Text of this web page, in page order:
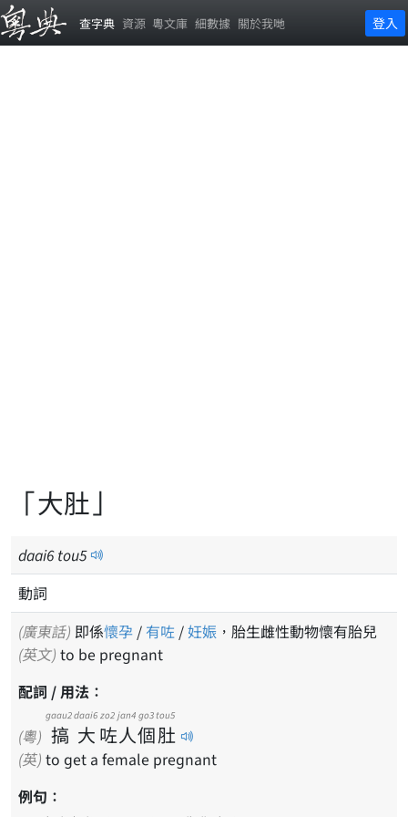
查字典 資源 粵文庫 細數據 關於我哋 登入
「大肚」
daai6tou5
動詞
(廣東話) 即係懷孕 / 有咗 /妊娠 ，胎生雌性動物懷有胎兒
(英文) to be pregnant
配詞 / 用法：
(粵) 搞
gaau2
大
daai6
咗
zo2
人
jan4
個
go3
肚
tou5
(英) to get a female pregnant
例句：